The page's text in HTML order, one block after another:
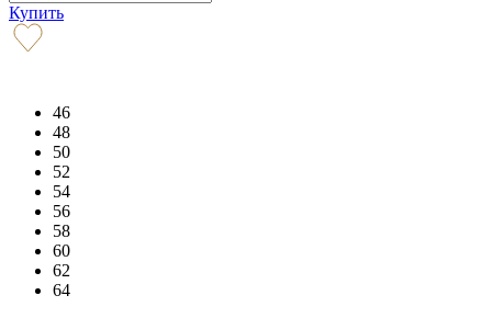
Купить
46
48
50
52
54
56
58
60
62
64